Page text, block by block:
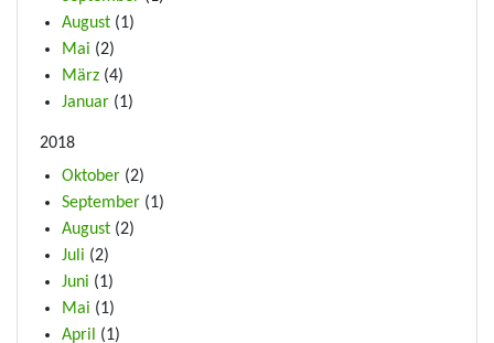
August (1)
Mai (2)
März (4)
Januar (1)
2018
Oktober (2)
September (1)
August (2)
Juli (2)
Juni (1)
Mai (1)
April
(1)